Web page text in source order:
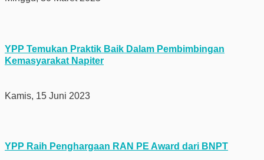
YPP Temukan Praktik Baik Dalam Pembimbingan
Kemasyarakat Napiter
Kamis, 15 Juni 2023
YPP Raih Penghargaan RAN PE Award dari BNPT